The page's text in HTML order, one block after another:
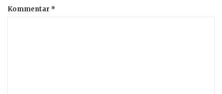
Kommentar *